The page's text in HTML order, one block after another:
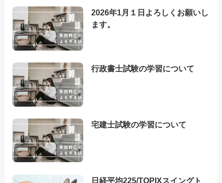
2026年1月１日よろしくお願いし
ます。
行政書士試験の学習について
宅建士試験の学習について
日経平均225/TOPIXスイングト